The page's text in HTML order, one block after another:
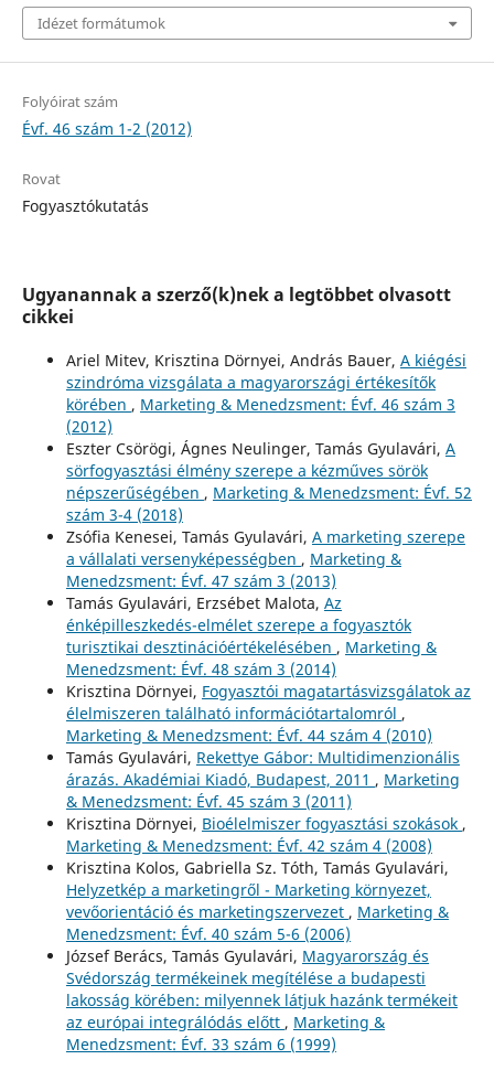
Idézet formátumok
Folyóirat szám
Évf. 46 szám 1-2 (2012)
Rovat
Fogyasztókutatás
Ugyanannak a szerző(k)nek a legtöbbet olvasott
cikkei
Ariel Mitev, Krisztina Dörnyei, András Bauer, A kiégési
szindróma vizsgálata a magyarországi értékesítők
körében , Marketing & Menedzsment: Évf. 46 szám 3
(2012)
Eszter Csörögi, Ágnes Neulinger, Tamás Gyulavári, A
sörfogyasztási élmény szerepe a kézműves sörök
népszerűségében , Marketing & Menedzsment: Évf. 52
szám 3-4 (2018)
Zsófia Kenesei, Tamás Gyulavári, A marketing szerepe
a vállalati versenyképességben , Marketing &
Menedzsment: Évf. 47 szám 3 (2013)
Tamás Gyulavári, Erzsébet Malota, Az
énképilleszkedés-elmélet szerepe a fogyasztók
turisztikai desztinációértékelésében , Marketing &
Menedzsment: Évf. 48 szám 3 (2014)
Krisztina Dörnyei, Fogyasztói magatartásvizsgálatok az
élelmiszeren található információtartalomról ,
Marketing & Menedzsment: Évf. 44 szám 4 (2010)
Tamás Gyulavári, Rekettye Gábor: Multidimenzionális
árazás. Akadémiai Kiadó, Budapest, 2011 , Marketing
& Menedzsment: Évf. 45 szám 3 (2011)
Krisztina Dörnyei, Bioélelmiszer fogyasztási szokások ,
Marketing & Menedzsment: Évf. 42 szám 4 (2008)
Krisztina Kolos, Gabriella Sz. Tóth, Tamás Gyulavári,
Helyzetkép a marketingről - Marketing környezet,
vevőorientáció és marketingszervezet , Marketing &
Menedzsment: Évf. 40 szám 5-6 (2006)
József Berács, Tamás Gyulavári, Magyarország és
Svédország termékeinek megítélése a budapesti
lakosság körében: milyennek látjuk hazánk termékeit
az európai integrálódás előtt , Marketing &
Menedzsment: Évf. 33 szám 6 (1999)